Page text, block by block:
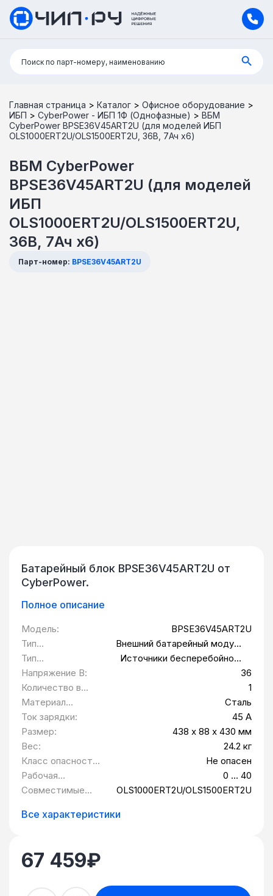
Поиск:
Поиск по парт-номеру, наименованию
Главная страница > Каталог > Офисное оборудование >
ИБП > CyberPower - ИБП 1Ф (Однофазные) > ВБМ
CyberPower BPSE36V45ART2U (для моделей ИБП
OLS1000ERT2U/OLS1500ERT2U, 36В, 7Ач х6)
ВБМ CyberPower
BPSE36V45ART2U (для моделей
ИБП
OLS1000ERT2U/OLS1500ERT2U,
36В, 7Ач х6)
Парт-номер: BPSE36V45ART2U
Батарейный блок BPSE36V45ART2U от
CyberPower.
Полное описание
Модель:
BPSE36V45ART2U
Тип
оборудования:
Внешний батарейный модуль
для ИБП ВБМ
Тип
совместимого
оборудования:
Источники бесперебойного
питания
Напряжение В:
36
Количество в
упаковке шт:
1
Материал
корпуса:
Сталь
Ток зарядки:
45 A
Размер:
438 x 88 x 430 мм
Вес:
24.2 кг
Класс опасности
товара:
Не опасен
Рабочая
температура, °С:
0 … 40
Совместимые
OLS1000ERT2U/OLS1500ERT2U
Все характеристики
67 459₽